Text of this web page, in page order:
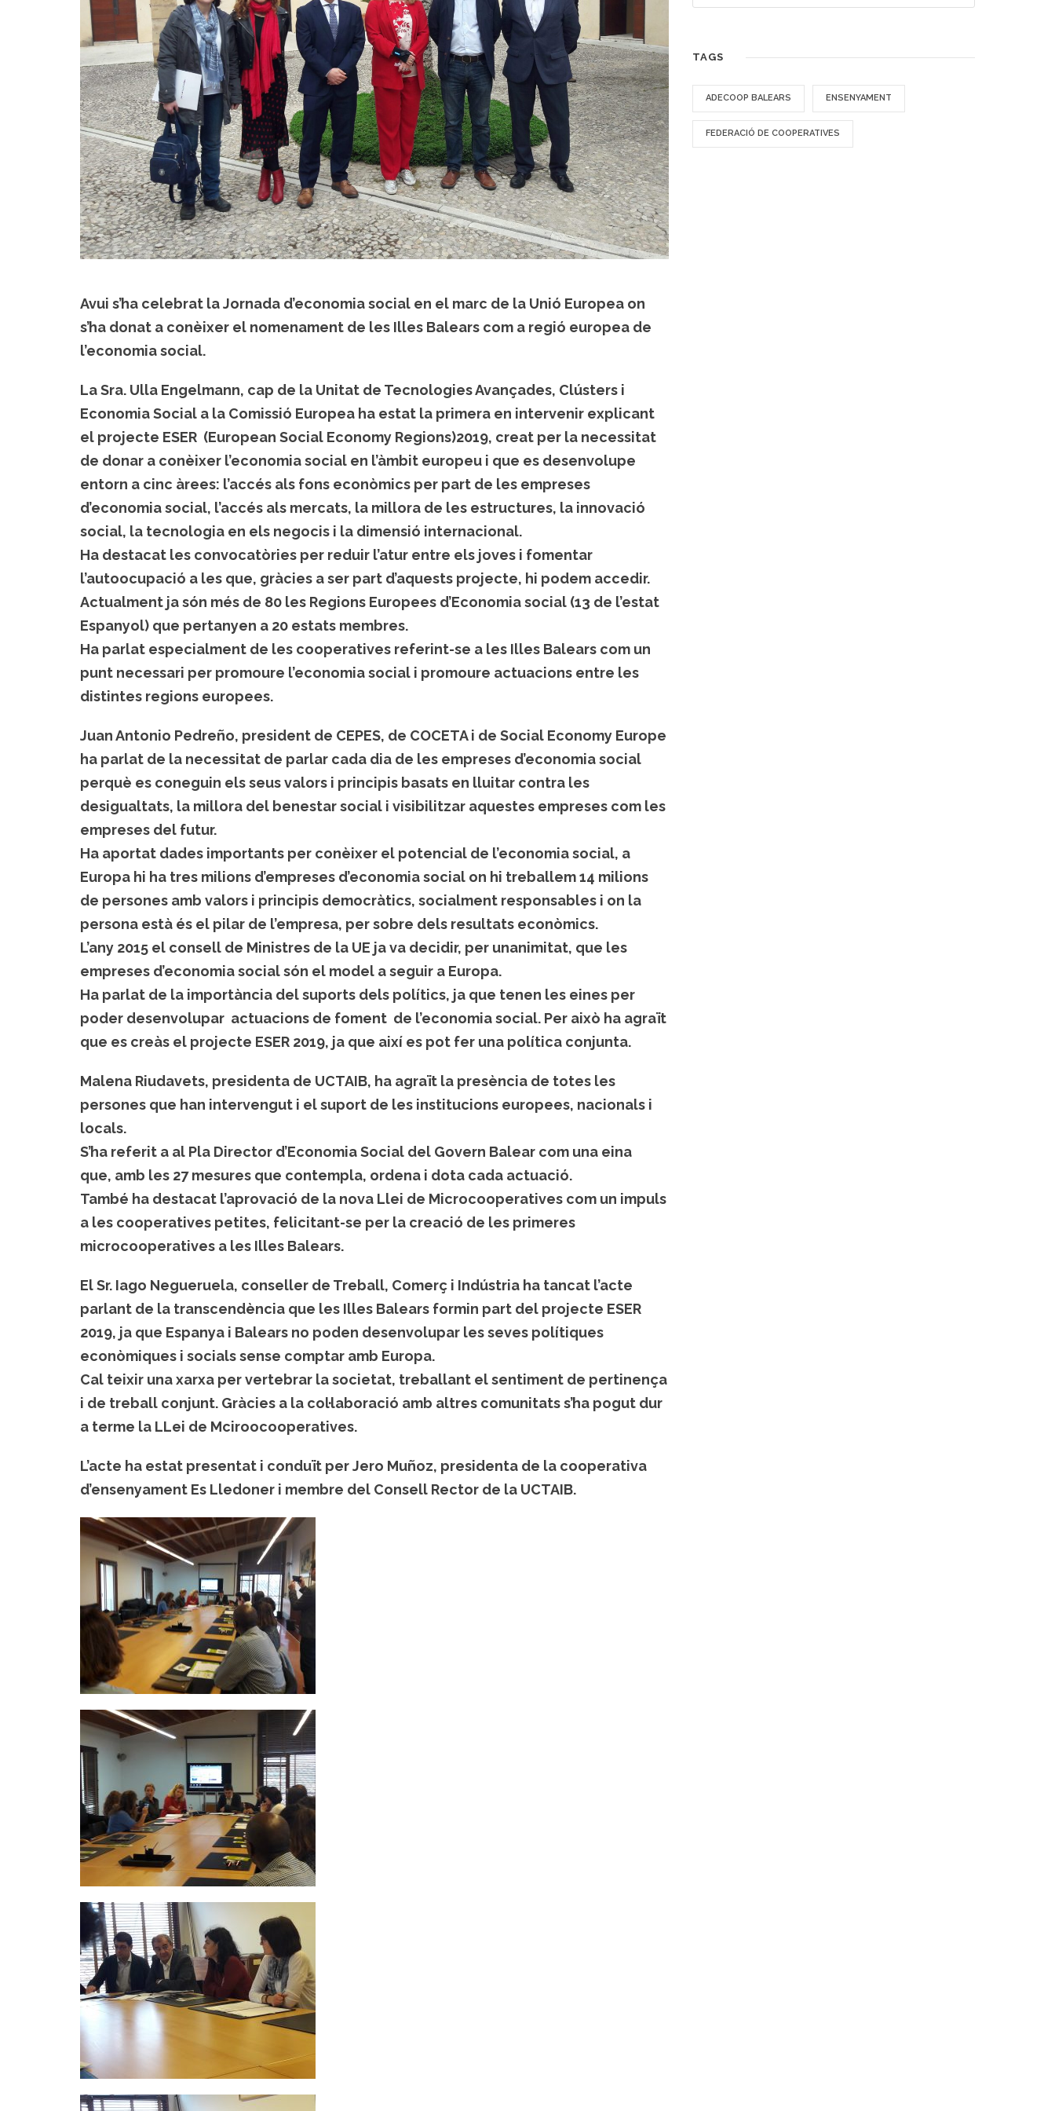
Avui s’ha celebrat la Jornada d’economia social en el marc de la Unió Europea on
s’ha donat a conèixer el nomenament de les Illes Balears com a regió europea de
l’economia social.
La Sra. Ulla Engelmann, cap de la Unitat de Tecnologies Avançades, Clústers i
Economia Social a la Comissió Europea ha estat la primera en intervenir explicant
el projecte ESER (European Social Economy Regions)2019, creat per la necessitat
de donar a conèixer l’economia social en l’àmbit europeu i que es desenvolupe
entorn a cinc àrees: l’accés als fons econòmics per part de les empreses
d’economia social, l’accés als mercats, la millora de les estructures, la innovació
social, la tecnologia en els negocis i la dimensió internacional.
Ha destacat les convocatòries per reduir l’atur entre els joves i fomentar
l’autoocupació a les que, gràcies a ser part d’aquests projecte, hi podem accedir.
Actualment ja són més de 80 les Regions Europees d’Economia social (13 de l’estat
Espanyol) que pertanyen a 20 estats membres.
Ha parlat especialment de les cooperatives referint-se a les Illes Balears com un
punt necessari per promoure l’economia social i promoure actuacions entre les
distintes regions europees.
Juan Antonio Pedreño, president de CEPES, de COCETA i de Social Economy Europe
ha parlat de la necessitat de parlar cada dia de les empreses d’economia social
perquè es coneguin els seus valors i principis basats en lluitar contra les
desigualtats, la millora del benestar social i visibilitzar aquestes empreses com les
empreses del futur.
Ha aportat dades importants per conèixer el potencial de l’economia social, a
Europa hi ha tres milions d’empreses d’economia social on hi treballem 14 milions
de persones amb valors i principis democràtics, socialment responsables i on la
persona està és el pilar de l’empresa, per sobre dels resultats econòmics.
L’any 2015 el consell de Ministres de la UE ja va decidir, per unanimitat, que les
empreses d’economia social són el model a seguir a Europa.
Ha parlat de la importància del suports dels polítics, ja que tenen les eines per
poder desenvolupar actuacions de foment de l’economia social. Per això ha agraït
que es creàs el projecte ESER 2019, ja que així es pot fer una política conjunta.
Malena Riudavets, presidenta de UCTAIB, ha agraït la presència de totes les
persones que han intervengut i el suport de les institucions europees, nacionals i
locals.
S’ha referit a al Pla Director d’Economia Social del Govern Balear com una eina
que, amb les 27 mesures que contempla, ordena i dota cada actuació.
També ha destacat l’aprovació de la nova Llei de Microcooperatives com un impuls
a les cooperatives petites, felicitant-se per la creació de les primeres
microcooperatives a les Illes Balears.
El Sr. Iago Negueruela, conseller de Treball, Comerç i Indústria ha tancat l’acte
parlant de la transcendència que les Illes Balears formin part del projecte ESER
2019, ja que Espanya i Balears no poden desenvolupar les seves polítiques
econòmiques i socials sense comptar amb Europa.
Cal teixir una xarxa per vertebrar la societat, treballant el sentiment de pertinença
i de treball conjunt. Gràcies a la col·laboració amb altres comunitats s’ha pogut dur
a terme la LLei de Mciroocooperatives.
L’acte ha estat presentat i conduït per Jero Muñoz, presidenta de la cooperativa
d’ensenyament Es Lledoner i membre del Consell Rector de la UCTAIB.
TAGS
ADECOOP BALEARS ENSENYAMENT
FEDERACIÓ DE COOPERATIVES